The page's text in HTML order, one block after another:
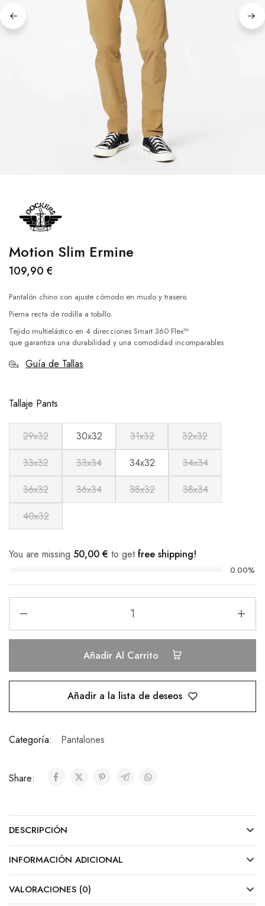
Motion Slim Ermine
109,90 €
Pantalón chino con ajuste cómodo en muslo y trasero.
Pierna recta de rodilla a tobillo.
Tejido multielástico en 4 direcciones Smart 360 Flex™
que garantiza una durabilidad y una comodidad incomparables
Guía de Tallas
Tallaje Pants
29x32 30x32 31x32
32x32
33x32
33x34 34x32
34x34
36x32
36x34 38x32
38x34
40x32
You are missing 50,00 € to getfree shipping!
0.00%
Añadir Al Carrito
Añadir a la lista de deseos
Categoría: Pantalones
Share:
DESCRIPCIÓN
INFORMACIÓN ADICIONAL
VALORACIONES (0)